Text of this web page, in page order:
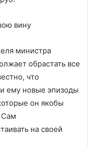
вину
министра
обрастать все
что
ему новые эпизоды
он якобы
Сам
на своей